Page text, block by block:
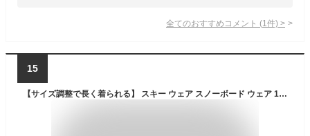
全てのおすすめコメント (1 件) >
15
【サイズ調整で長く着られる】 スキー ウェア スノーボード ウェア 100cm 110cm 120cm 130cm 140cm 150cm キッズ ジュニア メンズ レディース スノボ スノボー スノボ スノボー スノー ボード ジャケット パンツ ウエア 男の子 女の子 激安 子供用 PJS-109